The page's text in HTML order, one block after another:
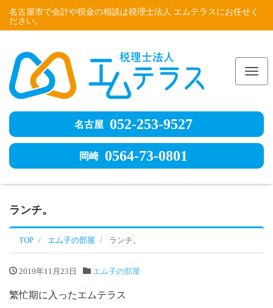
名古屋市で会計や税金の相談は税理士法人 エムテラスにお任せく
ださい。
名古屋 052-253-9527
岡崎 0564-73-0801
ランチ。
TOP エム子の部屋 ランチ。
2019年11月23日 エム子の部屋
繁忙期に入ったエムテラス